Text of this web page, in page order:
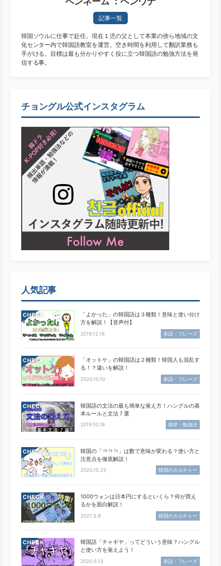
ペンネーム ：ヘンウナ
記事一覧
韓国ソウルに仕事で赴任。現在１児の父として本業の傍ら地域の文
化センター内で韓国語教室を運営。空き時間を利用して翻訳業務も
手がける。目標は最も分かりやすく役に立つ韓国語の勉強方法を発
信する事。
チョングル公式インスタグラム
人気記事
CHECK
「よかった」の韓国語は３種類！意味と使い分け
方を解説！【音声付】
2019.12.16 単語・フレーズ
CHECK
「オットケ」の韓国語は２種類！韓国人も混乱す
る！？違いを解説！
2020.10.10 単語・フレーズ
CHECK
韓国語の文法の最も簡単な覚え方！ハングルの基
本ルールと文法７選
2019.10.19 独学・勉強法
CHECK
韓国の「ㅋㅋㅋ」は数で意味が変わる？使い方と
注意点を徹底解説！
2020.10.23 韓国のカルチャー
CHECK
1000ウォンは日本円にするといくら？何が買え
るかを面白解説！
2021.5.9 韓国のカルチャー
CHECK
韓国語「チャギヤ」ってどういう意味？ハングル
と使い方を覚えよう！
2020.5.13 単語・フレーズ